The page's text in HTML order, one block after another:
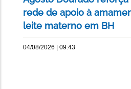
rede de apoio à
leite materno em BH
04/08/2026 | 09:43